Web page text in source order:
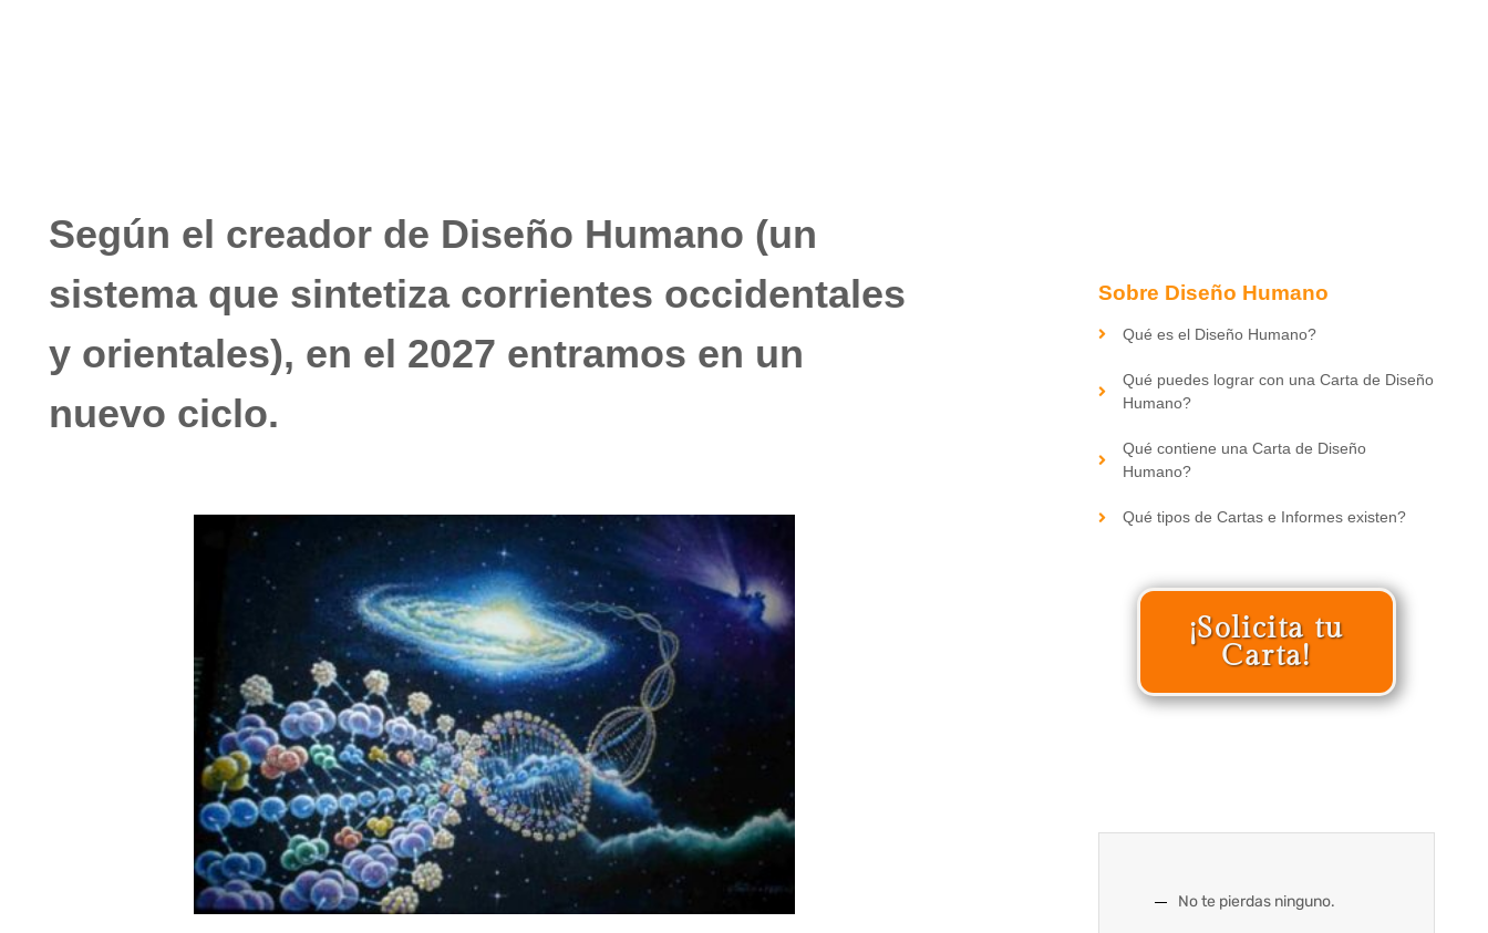
Según el creador de Diseño Humano (un
sistema que sintetiza corrientes occidentales
y orientales), en el 2027 entramos en un
nuevo ciclo.
Sobre Diseño Humano
Qué es el Diseño Humano?
Qué puedes lograr con una Carta de Diseño
Humano?
Qué contiene una Carta de Diseño
Humano?
Qué tipos de Cartas e Informes existen?
¡Solicita tu
Carta!
No te pierdas ninguno.